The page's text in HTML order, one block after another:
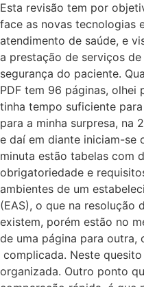
Esta revisão tem por
face as novas tecnologias
atendimento de saúde, e
a prestação de serviços
segurança do paciente.
PDF tem 96 páginas, olhei
tinha tempo suficiente
para a minha surpresa, na
e daí em diante iniciam-se
minuta estão tabelas com
obrigatoriedade e
ambientes de um
(EAS), o que na resolução
existem, porém estão no
de uma página para outra,
complicada. Neste
organizada. Outro ponto